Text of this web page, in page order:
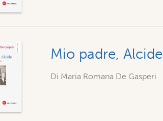
Mio padre, Alcide
Di Maria Romana De Gasperi